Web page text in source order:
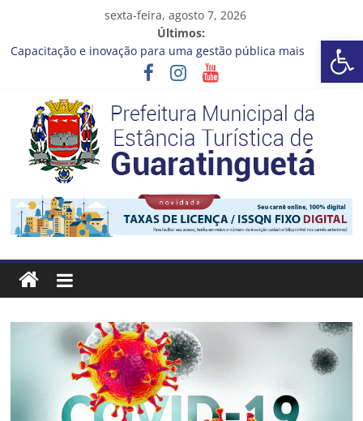
Barra de Ferramentas Aberta
sexta-feira, agosto 7, 2026
Últimos:
Capacitação e inovação para uma gestão pública mais
Seu próximo emprego pode estar mais perto do que você
imagina
Novo curso no Qualifica Guará
Prefeitura de Guaratinguetá divulga novo cronograma dos
editais da PNAB
Guaratinguetá realizará ação de vacinação contra a Febre
Amarela na região da Rocinha
Prefeitura
Estância
Turística
Guaratinguetá
Prefeitura
Turística